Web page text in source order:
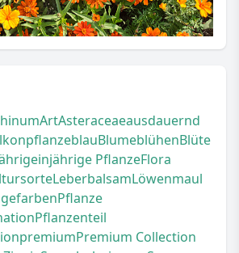
ArtAsteraceaeausdauernd
blauBlumeblühenBlüte
einjährige PflanzeFlora
LeberbalsamLöwenmaul
Pflanze
Pflanzenteil
premiumPremium Collection